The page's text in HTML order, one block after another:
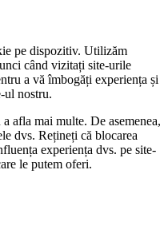
pe dispozitiv. Utilizăm
când vizitați site-urile
a vă îmbogăți experiența și
ul nostru.
afla mai multe. De asemenea,
dvs. Rețineți că blocarea
experiența dvs. pe site-
le putem oferi.